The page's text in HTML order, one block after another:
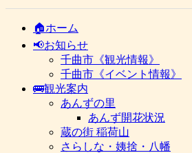
🏠ホーム
📢お知らせ
千曲市《観光情報》
千曲市《イベント情報》
🚌観光案内
あんずの里
あんず開花状況
蔵の街 稲荷山
さらしな・姨捨・八幡